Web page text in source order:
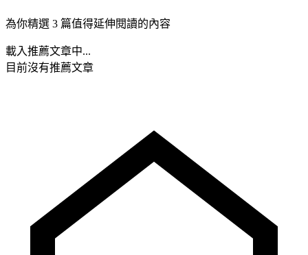
為你精選 3 篇值得延伸閱讀的內容
載入推薦文章中...
目前沒有推薦文章